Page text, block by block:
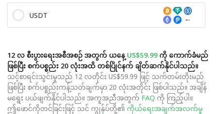
USDT
12 လ စီးပွားရေးအစီအစဉ် အတွက် ယနေ့ US$59.99 ကို ကောက်ခံမည်
ဖြစ်ပြီး စက်ပစ္စည်း 20 လုံးအထိ တစ်ပြိုင်နက် ချိတ်ဆက်နိုင်ပါသည်။
သင့်စာရင်းသွင်းမှုသည် 12 လတိုင်း US$59.99 ဖြင့် သက်တမ်းတိုးမည်
ဖြစ်ပြီး စက်ပစ္စည်းကန့်သတ်ချက်မှာ 20 လုံးအတိုင်း ဖြစ်ပါသည်။ အချိန်
မရွေး ပယ်ဖျက်နိုင်ပါသည်။ အကူအညီအတွက် FAQ ကို ကြည့်ပါ။
ဤဖောင်ကိုတင်ခြင်းဖြင့် သင် ကျွန်ုပ်တို့၏ ကိုယ်ရေးအချက်အလက်မူ